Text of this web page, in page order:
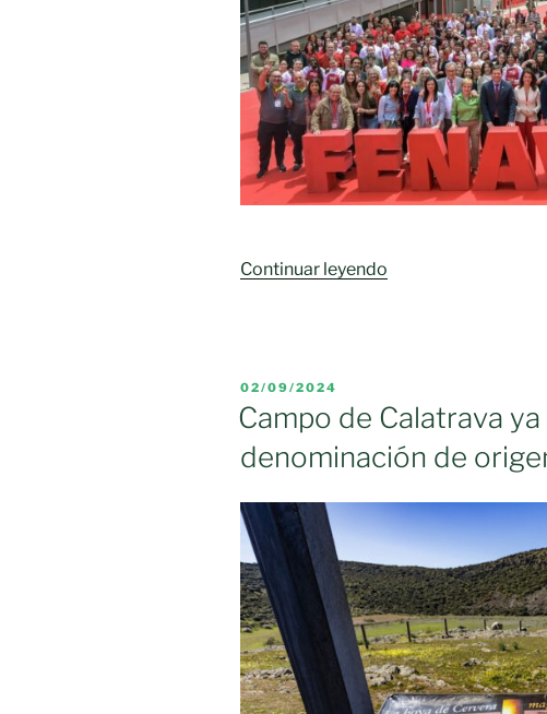
Continuar leyendo
más
importante
vino
español
nivel
internacional.»
PUBLICADO
EL
02/09/2024
Campo de Calatrava
denominación de